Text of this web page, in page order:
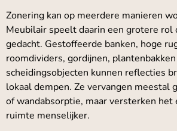
Zonering kan op meerdere manieren
Meubilair speelt daarin een grotere rol
gedacht. Gestoffeerde banken, hoge
roomdividers, gordijnen,
scheidingsobjecten kunnen reflecties
lokaal dempen. Ze vervangen meestal
of wandabsorptie, maar versterken het
ruimte menselijker.